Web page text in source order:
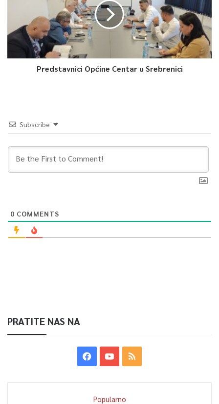
Predstavnici Općine Centar u Srebrenici
Subscribe
0 COMMENTS
PRATITE NAS NA
Popularno